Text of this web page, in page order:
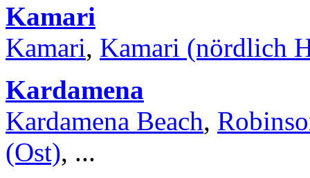
Kamari
Kamari, Kamari (nördlich
Kardamena
Kardamena Beach,
(Ost), ...